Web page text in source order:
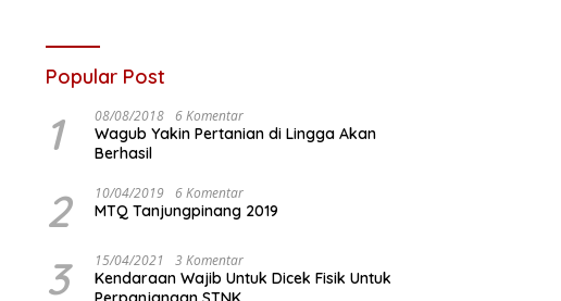
Popular Post
1 08/08/2018 6 Komentar
Wagub Yakin Pertanian di Lingga Akan
Berhasil
2 10/04/2019 6 Komentar
MTQ Tanjungpinang 2019
3 15/04/2021 3 Komentar
Kendaraan Wajib Untuk Dicek Fisik Untuk